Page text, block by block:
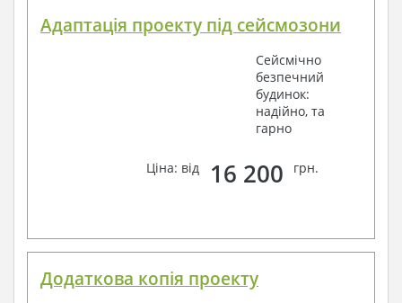
Адаптація проекту під сейсмозони
Сейсмічно
безпечний
будинок:
надійно, та
гарно
Ціна: від 16 200 грн.
Додаткова копія проекту